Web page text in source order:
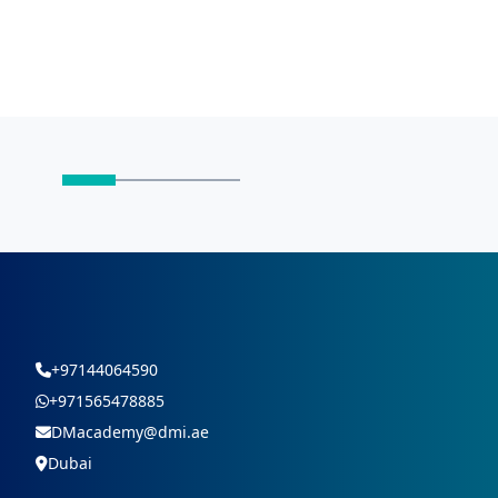
+97144064590
+971565478885
DMacademy@dmi.ae
Dubai